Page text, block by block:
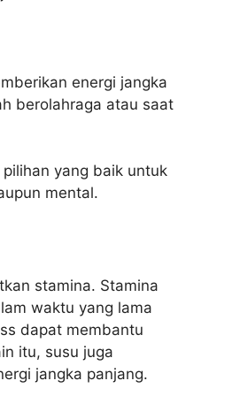
energi jangka
berolahraga atau saat
yang baik untuk
mental.
stamina. Stamina
waktu yang lama
dapat membantu
itu, susu juga
jangka panjang.